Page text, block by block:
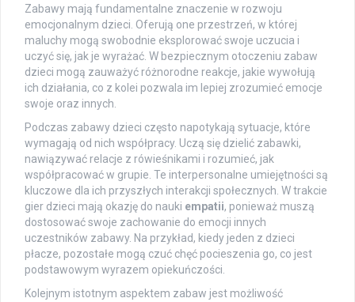
Zabawy mają fundamentalne znaczenie w rozwoju
emocjonalnym dzieci. Oferują one przestrzeń, w której
maluchy mogą swobodnie eksplorować swoje uczucia i
uczyć się, jak je wyrażać. W bezpiecznym otoczeniu zabaw
dzieci mogą zauważyć różnorodne reakcje, jakie wywołują
ich działania, co z kolei pozwala im lepiej zrozumieć emocje
swoje oraz innych.
Podczas zabawy dzieci często napotykają sytuacje, które
wymagają od nich współpracy. Uczą się dzielić zabawki,
nawiązywać relacje z rówieśnikami i rozumieć, jak
współpracować w grupie. Te interpersonalne umiejętności są
kluczowe dla ich przyszłych interakcji społecznych. W trakcie
gier dzieci mają okazję do nauki empatii, ponieważ muszą
dostosować swoje zachowanie do emocji innych
uczestników zabawy. Na przykład, kiedy jeden z dzieci
płacze, pozostałe mogą czuć chęć pocieszenia go, co jest
podstawowym wyrazem opiekuńczości.
Kolejnym istotnym aspektem zabaw jest możliwość